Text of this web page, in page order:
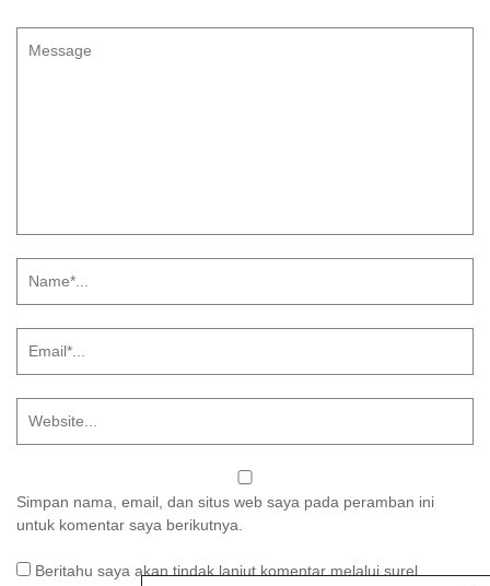
Simpan nama, email, dan situs web saya pada peramban ini
untuk komentar saya berikutnya.
Beritahu saya akan tindak lanjut komentar melalui surel.